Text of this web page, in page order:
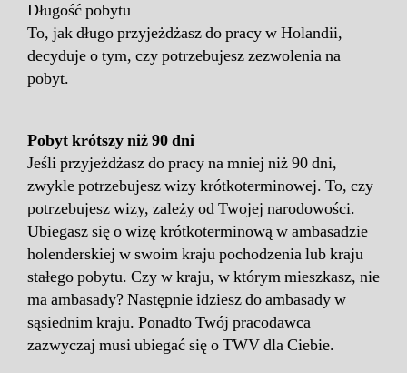
Długość pobytu
To, jak długo przyjeżdżasz do pracy w Holandii,
decyduje o tym, czy potrzebujesz zezwolenia na
pobyt.
Pobyt krótszy niż 90 dni
Jeśli przyjeżdżasz do pracy na mniej niż 90 dni,
zwykle potrzebujesz wizy krótkoterminowej. To, czy
potrzebujesz wizy, zależy od Twojej narodowości.
Ubiegasz się o wizę krótkoterminową w ambasadzie
holenderskiej w swoim kraju pochodzenia lub kraju
stałego pobytu. Czy w kraju, w którym mieszkasz, nie
ma ambasady? Następnie idziesz do ambasady w
sąsiednim kraju. Ponadto Twój pracodawca
zazwyczaj musi ubiegać się o TWV dla Ciebie.